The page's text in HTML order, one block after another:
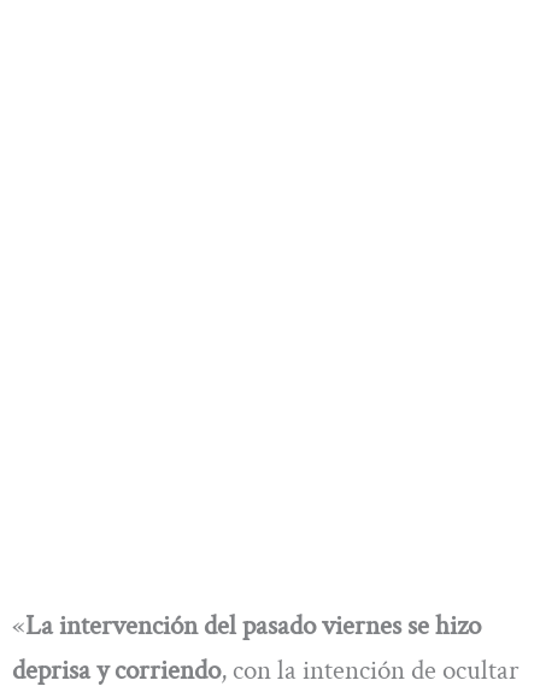
«La intervención del pasado viernes se hizo
deprisa y corriendo, con la intención de ocultar